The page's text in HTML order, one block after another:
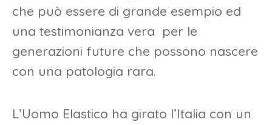
che può essere di grande esempio ed
una testimonianza vera per le
generazioni future che possono nascere
con una patologia rara.
L’Uomo Elastico ha girato l’Italia con un